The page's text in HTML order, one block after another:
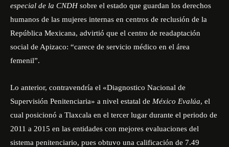
especial de la CNDHsobre el estado que guardan los derechos
humanos de las mujeres internas en centros de reclusión de la
República Mexicana, advirtió que el centro de readaptación
social de Apizaco: “carece de servicio médico en el área
femenil”.
Lo anterior, contravendría el «Diagnostico Nacional de
Supervisión Penitenciaria» a nivel estatal de México Evalúa, el
cual posicionó a Tlaxcala en el tercer lugar durante el periodo de
2011 a 2015 en las entidades con mejores evaluaciones del
sistema penitenciario, pues obtuvo una calificación de 7.49